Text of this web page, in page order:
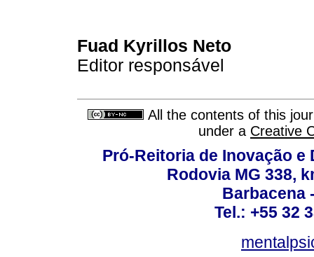
Fuad Kyrillos Neto
Editor responsável
All the contents of this
under a Creative
Pró-Reitoria de Inovação
Rodovia MG 338,
Barbacena
Tel.: +55 32